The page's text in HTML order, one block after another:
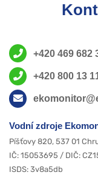
+420 469 682
+420 800 13
Vodní zdroje
Píšťovy 820, 537 01
IČ: 15053695 / DIČ:
ISDS: 3v8a5db